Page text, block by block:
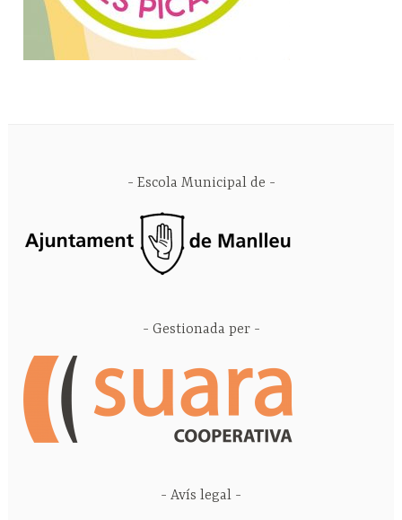
Escola Municipal de
Gestionada per
Avís legal